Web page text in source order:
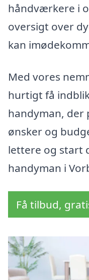
håndværkere i
oversigt over
kan
Med vores
hurtigt få
handyman, der
ønsker og
lettere og start
handyman i
Få tilbud,